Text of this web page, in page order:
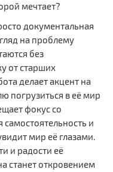
мечтает?
документальная
на проблему
без
от старших
делает акцент на
погрузиться в её мир
фокус со
и
мир её глазами.
и радости её
станет откровением